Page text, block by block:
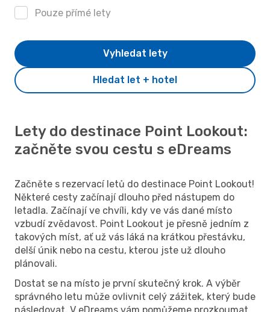
Pouze přímé lety
Hledat let + hotel
Vyhledat lety
Lety do destinace Point Lookout:
začněte svou cestu s eDreams
Začněte s rezervací letů do destinace Point Lookout!
Některé cesty začínají dlouho před nástupem do
letadla. Začínají ve chvíli, kdy ve vás dané místo
vzbudí zvědavost. Point Lookout je přesně jedním z
takových míst, ať už vás láká na krátkou přestávku,
delší únik nebo na cestu, kterou jste už dlouho
plánovali.
Dostat se na místo je první skutečný krok. A výběr
správného letu může ovlivnit celý zážitek, který bude